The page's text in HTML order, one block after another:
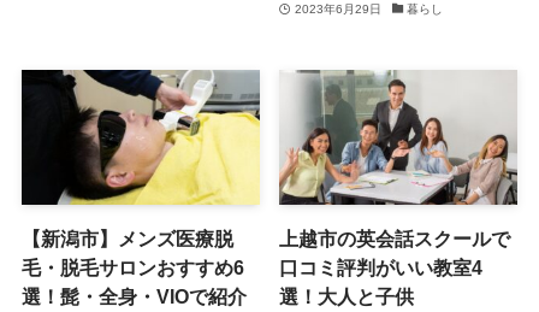
2023年6月29日 暮らし
【新潟市】メンズ医療脱
毛・脱毛サロンおすすめ6
選！髭・全身・VIOで紹介
上越市の英会話スクールで
口コミ評判がいい教室4
選！大人と子供